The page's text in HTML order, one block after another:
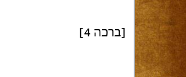
[ברכה 4]